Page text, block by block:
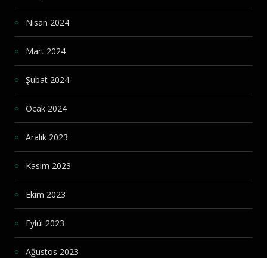
Nisan 2024
Mart 2024
Şubat 2024
Ocak 2024
Aralık 2023
Kasım 2023
Ekim 2023
Eylül 2023
Ağustos 2023